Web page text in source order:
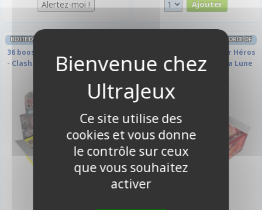
BOITE DE BOOSTERS FRANÇAIS FORCE OF
36 boosters - H5 - Cluster Héros
- Clash des Arbres Stellaires
BOITE DE BOOSTERS FRANÇAIS FORCE OF
36 boosters - H4 - Cluster Héros
- Champ de Bataille de la Lune
Pourpre
Ce site utilise des
cookies et vous donne
le contrôle sur ceux
que vous souhaitez
activer